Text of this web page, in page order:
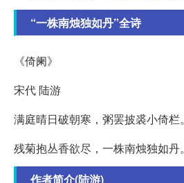
“一株南烛独如丹”全诗
《倚阑》
宋代 陆游
满庭晴日破朝寒，粥罢披裘小倚栏。
残菊抱丛香欲尽，一株南烛独如丹。
作者简介(陆游)